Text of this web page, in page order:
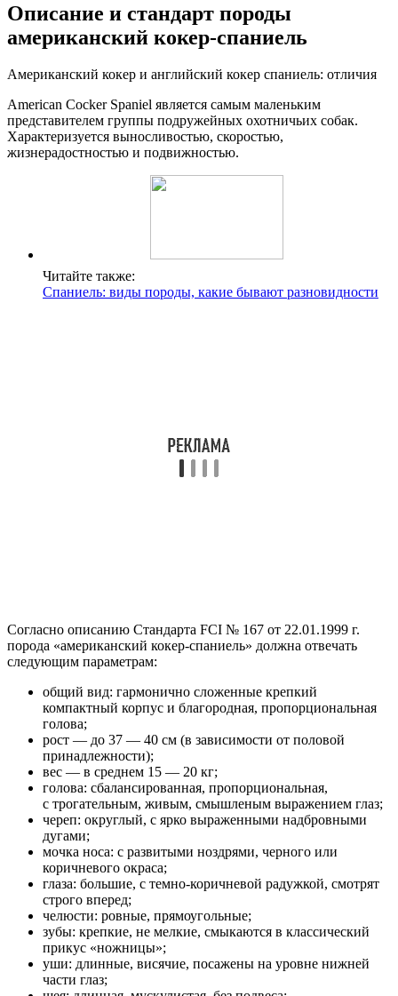
Описание и стандарт породы
американский кокер-спаниель
Американский кокер и английский кокер спаниель: отличия
American Cocker Spaniel является самым маленьким
представителем группы подружейных охотничьих собак.
Характеризуется выносливостью, скоростью,
жизнерадостностью и подвижностью.
Читайте также:
Спаниель: виды породы, какие бывают разновидности
Согласно описанию Стандарта FCI № 167 от 22.01.1999 г.
порода «американский кокер-спаниель» должна отвечать
следующим параметрам:
общий вид: гармонично сложенные крепкий
компактный корпус и благородная, пропорциональная
голова;
рост — до 37 — 40 см (в зависимости от половой
принадлежности);
вес — в среднем 15 — 20 кг;
голова: сбалансированная, пропорциональная,
с трогательным, живым, смышленым выражением глаз;
череп: округлый, с ярко выраженными надбровными
дугами;
мочка носа: с развитыми ноздрями, черного или
коричневого окраса;
глаза: большие, с темно-коричневой радужкой, смотрят
строго вперед;
челюсти: ровные, прямоугольные;
зубы: крепкие, не мелкие, смыкаются в классический
прикус «ножницы»;
уши: длинные, висячие, посажены на уровне нижней
части глаз;